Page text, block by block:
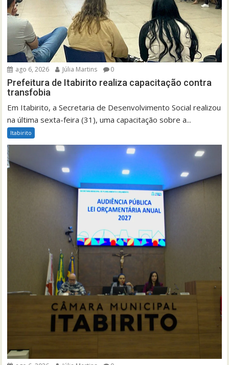
ago 6, 2026 Júlia Martins 0
Prefeitura de Itabirito realiza capacitação contra
transfobia
Em Itabirito, a Secretaria de Desenvolvimento Social realizou
na última sexta-feira (31), uma capacitação sobre a...
Itabirito